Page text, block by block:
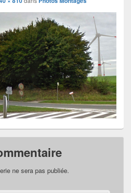
ne sera pas publiée.